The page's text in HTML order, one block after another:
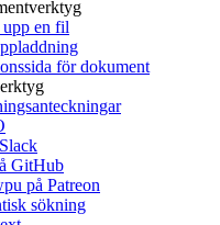
en fil
för dokument
GitHub
på Patreon
sökning